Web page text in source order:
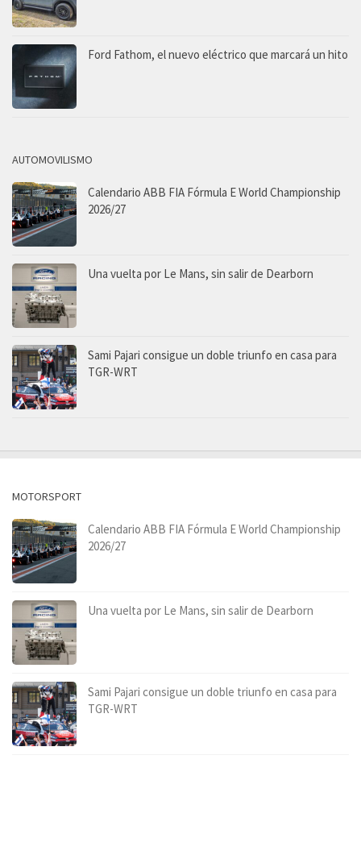
Ford Fathom, el nuevo eléctrico que marcará un hito
AUTOMOVILISMO
Calendario ABB FIA Fórmula E World Championship
2026/27
Una vuelta por Le Mans, sin salir de Dearborn
Sami Pajari consigue un doble triunfo en casa para
TGR-WRT
MOTORSPORT
Calendario ABB FIA Fórmula E World Championship
2026/27
Una vuelta por Le Mans, sin salir de Dearborn
Sami Pajari consigue un doble triunfo en casa para
TGR-WRT